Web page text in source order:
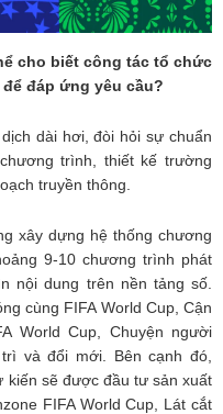
cho biết công tác tổ chức
đáp ứng yêu cầu?
dài hơi, đòi hỏi sự chuẩn
trình, thiết kế trường
truyền thông.
xây dựng hệ thống chương
9-10 chương trình phát
nội dung trên nền tảng số.
cùng FIFA World Cup, Cận
World Cup, Chuyện người
và đổi mới. Bên cạnh đó,
sẽ được đầu tư sản xuất
FIFA World Cup, Lát cắt